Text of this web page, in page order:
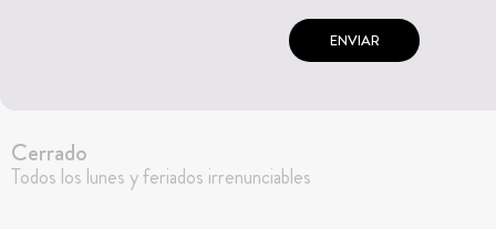
ENVIAR
Cerrado
Todos los lunes y feriados irrenunciables